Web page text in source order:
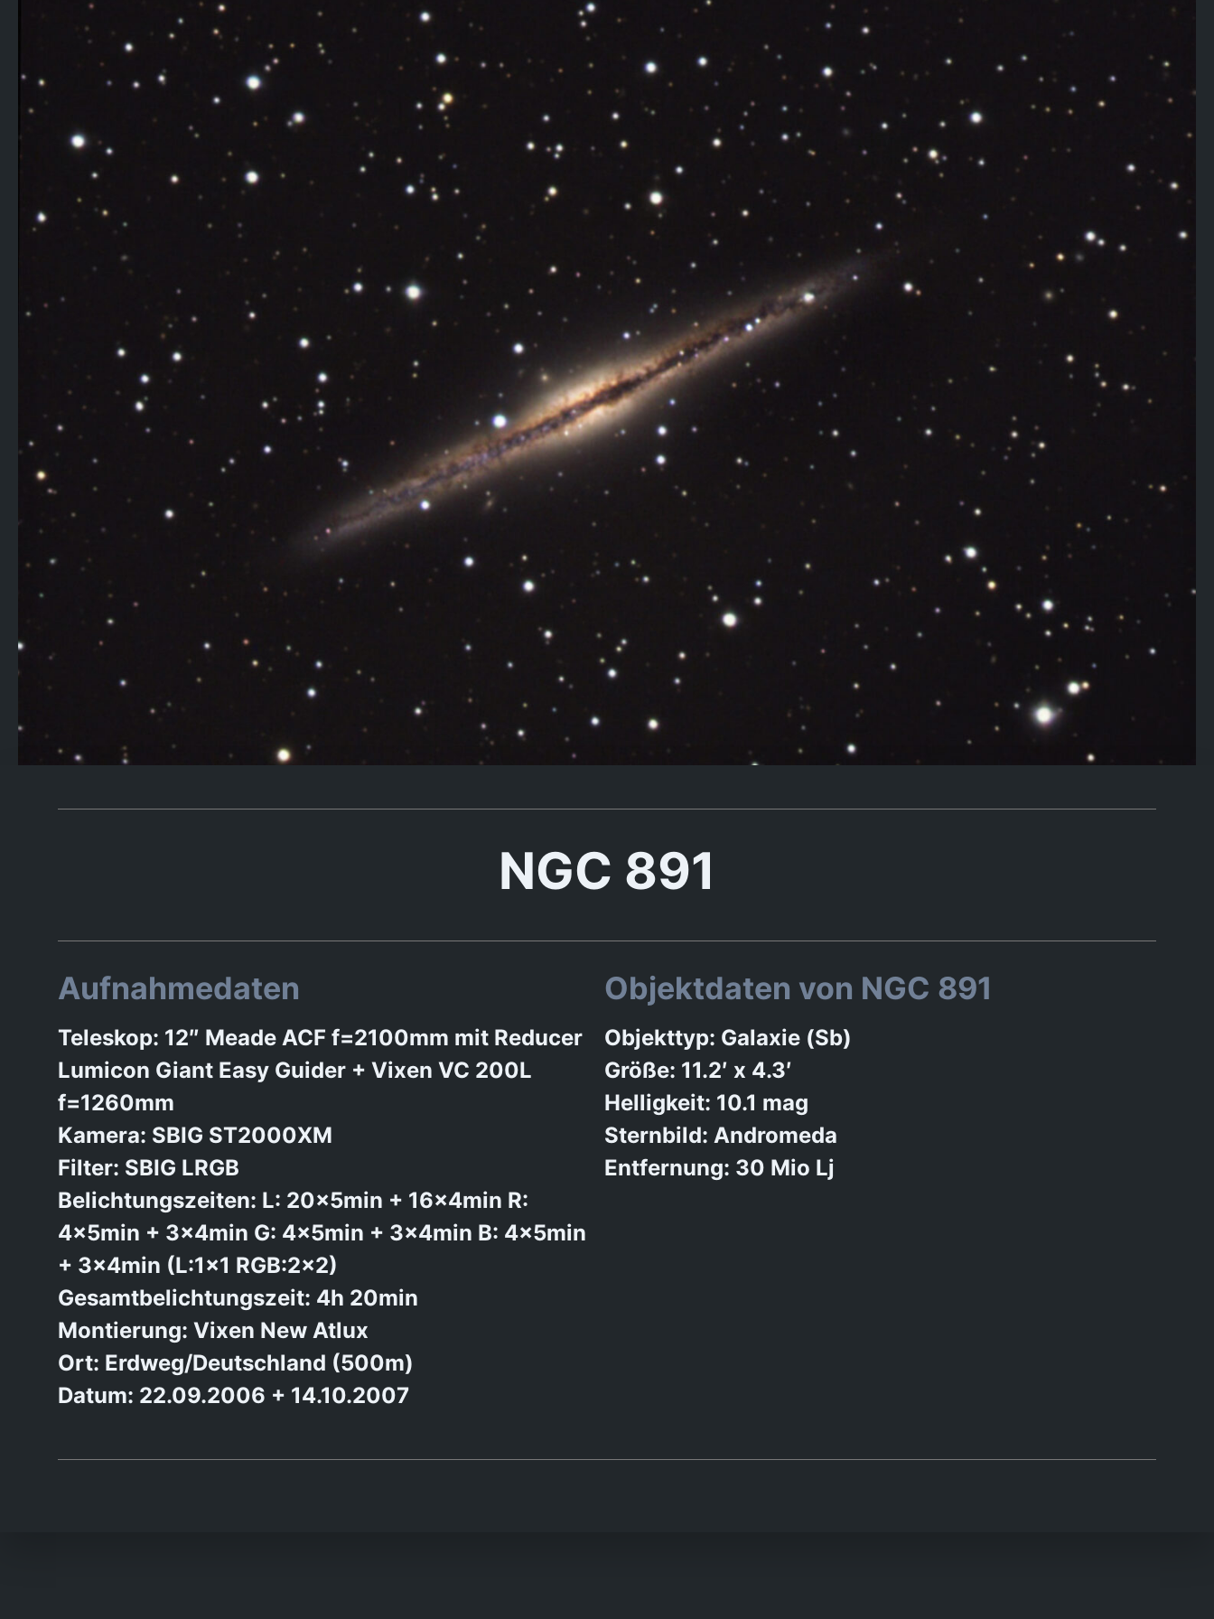
NGC 891
Aufnahmedaten
Teleskop: 12″ Meade ACF f=2100mm mit Reducer
Lumicon Giant Easy Guider + Vixen VC 200L
f=1260mm
Kamera: SBIG ST2000XM
Filter: SBIG LRGB
Belichtungszeiten: L: 20x5min + 16x4min R:
4x5min + 3x4min G: 4x5min + 3x4min B: 4x5min
+ 3x4min (L:1×1 RGB:2×2)
Gesamtbelichtungszeit: 4h 20min
Montierung: Vixen New Atlux
Ort: Erdweg/Deutschland (500m)
Datum: 22.09.2006 + 14.10.2007
Objektdaten von NGC 891
Objekttyp: Galaxie (Sb)
Größe: 11.2′ x 4.3′
Helligkeit: 10.1 mag
Sternbild: Andromeda
Entfernung: 30 Mio Lj